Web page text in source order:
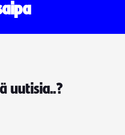
uutisia..?